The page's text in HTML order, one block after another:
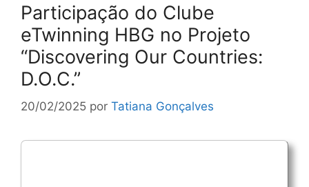
Participação do Clube
eTwinning HBG no Projeto
“Discovering Our Countries:
D.O.C.”
20/02/2025 por Tatiana Gonçalves